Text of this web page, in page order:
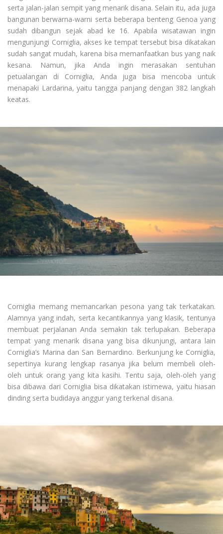
serta jalan-jalan sempit yang menarik disana. Selain itu, ada juga
bangunan berwarna-warni serta beberapa benteng Genoa yang
sudah dibangun sejak abad ke 16. Apabila wisatawan ingin
mengunjungi Corniglia, akses ke tempat tersebut bisa dikatakan
sudah sangat mudah, karena bisa memanfaatkan bus yang naik
kesana. Namun, jika Anda ingin merasakan sentuhan
petualangan di Corniglia, Anda juga bisa mencoba untuk
menapaki Lardarina, yaitu tangga panjang dengan 382 langkah
keatas.
Corniglia memang memancarkan pesona yang tak terkatakan.
Alamnya yang indah, serta kecantikannya yang klasik, tentunya
membuat perjalanan Anda semakin tak terlupakan. Beberapa
tempat yang menarik disana yang bisa dikunjungi, antara lain
Corniglia’s Marina dan San Bernardino. Berkunjung ke Corniglia,
sepertinya kurang lengkap rasanya jika belum membeli oleh-
oleh untuk orang yang kita kasihi. Tentu saja, oleh-oleh yang
bisa dibawa dari Corniglia bisa dikatakan istimewa, yaitu hiasan
dinding serta budidaya anggur yang terkenal disana.